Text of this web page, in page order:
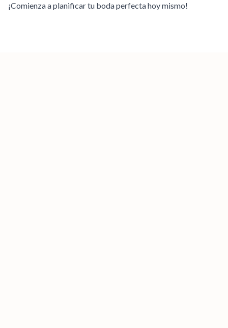
¡Comienza a planificar tu boda perfecta hoy mismo!